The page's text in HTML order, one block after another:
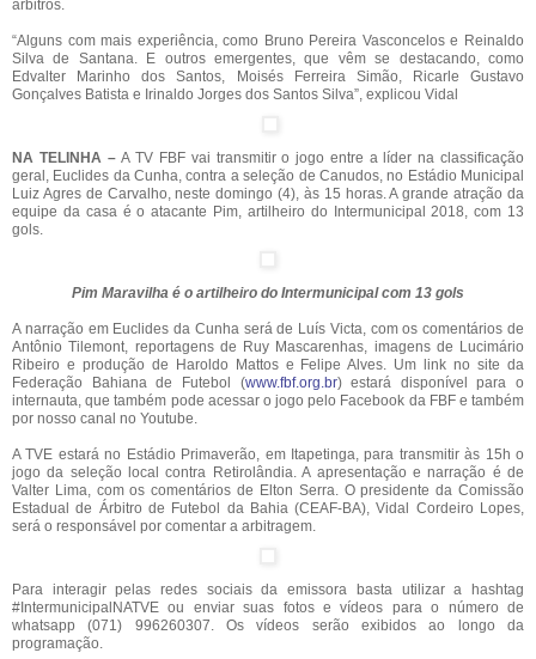
árbitros.
“Alguns com mais experiência, como Bruno Pereira Vasconcelos e Reinaldo
Silva de Santana. E outros emergentes, que vêm se destacando, como
Edvalter Marinho dos Santos, Moisés Ferreira Simão, Ricarle Gustavo
Gonçalves Batista e Irinaldo Jorges dos Santos Silva”, explicou Vidal
NA TELINHA –A TV FBF vai transmitir o jogo entre a líder na classificação
geral, Euclides da Cunha, contra a seleção de Canudos, no Estádio Municipal
Luiz Agres de Carvalho, neste domingo (4), às 15 horas. A grande atração da
equipe da casa é o atacante Pim, artilheiro do Intermunicipal 2018, com 13
gols.
Pim Maravilha é o artilheiro do Intermunicipal com 13 gols
A narração em Euclides da Cunha será de Luís Victa, com os comentários de
Antônio Tilemont, reportagens de Ruy Mascarenhas, imagens de Lucimário
Ribeiro e produção de Haroldo Mattos e Felipe Alves. Um link no site da
Federação Bahiana de Futebol (www.fbf.org.br) estará disponível para o
internauta, que também pode acessar o jogo pelo Facebook da FBF e também
por nosso canal no Youtube.
A TVE estará no Estádio Primaverão, em Itapetinga, para transmitir às 15h o
jogo da seleção local contra Retirolândia. A apresentação e narração é de
Valter Lima, com os comentários de Elton Serra. O presidente da Comissão
Estadual de Árbitro de Futebol da Bahia (CEAF-BA), Vidal Cordeiro Lopes,
será o responsável por comentar a arbitragem.
Para interagir pelas redes sociais da emissora basta utilizar a hashtag
#IntermunicipalNATVE ou enviar suas fotos e vídeos para o número de
whatsapp (071) 996260307. Os vídeos serão exibidos ao longo da
programação.